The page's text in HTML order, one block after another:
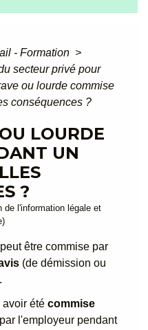
- Formation >
secteur privé pour
ou lourde commise
conséquences ?
LOURDE
UN
?
de l'information légale et
peut être commise par
(de démission ou
avoir été commise
par l'employeur pendant